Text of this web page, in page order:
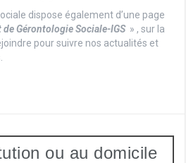
dispose également d’une page
Gérontologie Sociale-IGS» , sur la
pour suivre nos actualités et
ou au domicile